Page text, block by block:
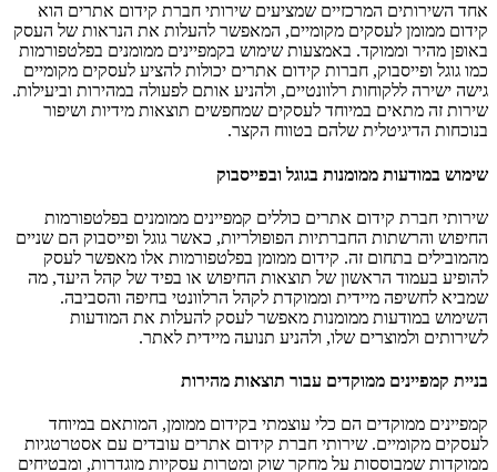
אחד השירותים המרכזיים שמציעים שירותי חברת קידום אתרים הוא
קידום ממומן לעסקים מקומיים, המאפשר להעלות את הנראות של העסק
באופן מהיר וממוקד. באמצעות שימוש בקמפיינים ממומנים בפלטפורמות
כמו גוגל ופייסבוק, חברות קידום אתרים יכולות להציע לעסקים מקומיים
גישה ישירה ללקוחות רלוונטיים, ולהניע אותם לפעולה במהירות וביעילות.
שירות זה מתאים במיוחד לעסקים שמחפשים תוצאות מידיות ושיפור
בנוכחות הדיגיטלית שלהם בטווח הקצר.
שימוש במודעות ממומנות בגוגל ובפייסבוק
שירותי חברת קידום אתרים כוללים קמפיינים ממומנים בפלטפורמות
החיפוש והרשתות החברתיות הפופולריות, כאשר גוגל ופייסבוק הם שניים
מהמובילים בתחום זה. קידום ממומן בפלטפורמות אלו מאפשר לעסק
להופיע בעמוד הראשון של תוצאות החיפוש או בפיד של קהל היעד, מה
שמביא לחשיפה מיידית וממוקדת לקהל הרלוונטי בחיפה והסביבה.
השימוש במודעות ממומנות מאפשר לעסק להעלות את המודעות
לשירותים ולמוצרים שלו, ולהניע תנועה מיידית לאתר.
בניית קמפיינים ממוקדים עבור תוצאות מהירות
קמפיינים ממוקדים הם כלי עוצמתי בקידום ממומן, המותאם במיוחד
לעסקים מקומיים. שירותי חברת קידום אתרים עובדים עם אסטרטגיות
ממוקדות שמבוססות על מחקר שוק ומטרות עסקיות מוגדרות, ומבטיחים